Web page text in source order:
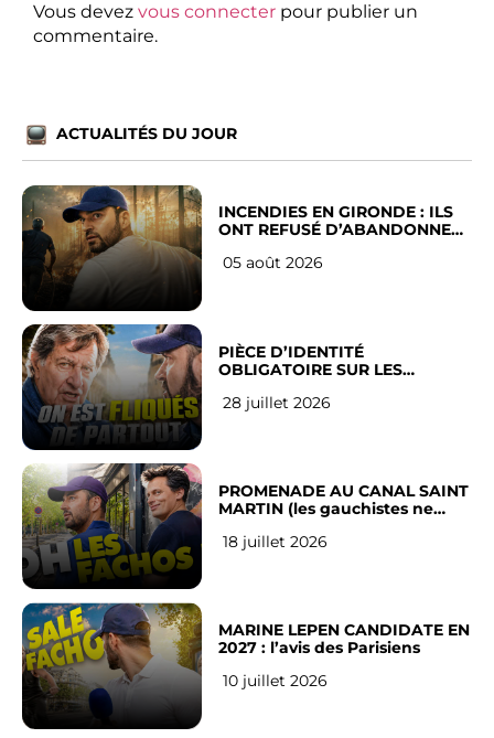
Vous devez vous connecter pour publier un
commentaire.
ACTUALITÉS DU JOUR
INCENDIES EN GIRONDE : ILS
ONT REFUSÉ D’ABANDONNER
05 août 2026
PIÈCE D’IDENTITÉ
OBLIGATOIRE SUR LES
Français
28 juillet 2026
PROMENADE AU CANAL SAINT
MARTIN (les gauchistes ne
18 juillet 2026
MARINE LEPEN CANDIDATE EN
2027 : l’avis des Parisiens
10 juillet 2026